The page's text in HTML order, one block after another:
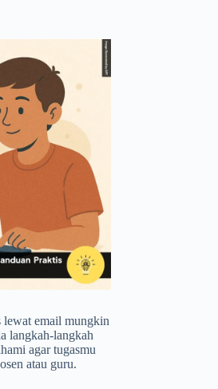
email mungkin
langkah-langkah
agar tugasmu
atau guru.